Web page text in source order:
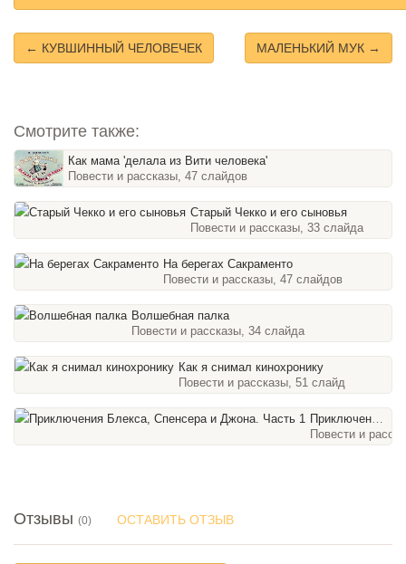
← КУВШИННЫЙ ЧЕЛОВЕЧЕК МАЛЕНЬКИЙ МУК →
Смотрите также:
Как мама 'делала из Вити человека'
Повести и рассказы, 47 слайдов
Старый Чекко и его сыновья
Повести и рассказы, 33 слайда
На берегах Сакраменто
Повести и рассказы, 47 слайдов
Волшебная палка
Повести и рассказы, 34 слайда
Как я снимал кинохронику
Повести и рассказы, 51 слайд
Приключения Блекса, Спенсера и Джона. Часть 1
Повести и
Отзывы (0) ОСТАВИТЬ ОТЗЫВ